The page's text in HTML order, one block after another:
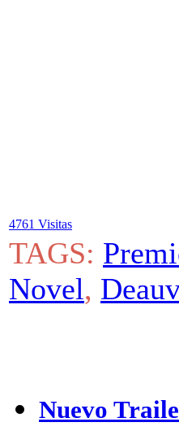
4761 Visitas
TAGS:
Novel,
Nuevo